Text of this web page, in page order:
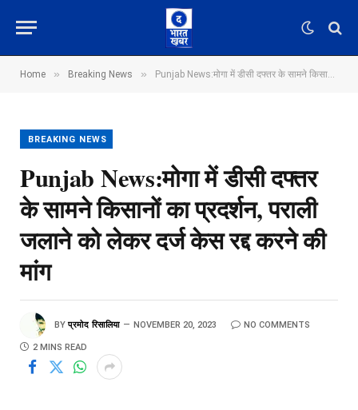
Home » Breaking News » Punjab News:मोगा में डीसी दफ्तर के सामने किसानों का प्रदर्शन, पराली जलाने को लेकर दर्ज केस रद्द करने की मांग
BREAKING NEWS
Punjab News:मोगा में डीसी दफ्तर
के सामने किसानों का प्रदर्शन, पराली
जलाने को लेकर दर्ज केस रद्द करने की
मांग
BY प्रमोद रिसालिया NOVEMBER 20, 2023 NO COMMENTS
2 MINS READ